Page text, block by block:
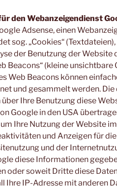
den Webanzeigendienst
Adsense, einen
sog. „Cookies“
der Benutzung der
Beacons“ (kleine
Web Beacons können
und gesammelt werden.
Ihre Benutzung diese
Google in den USA
Ihre Nutzung der Website
und Anzeigen für
und der
diese Informationen
oder soweit Dritte diese
Ihre IP-Adresse mit anderen